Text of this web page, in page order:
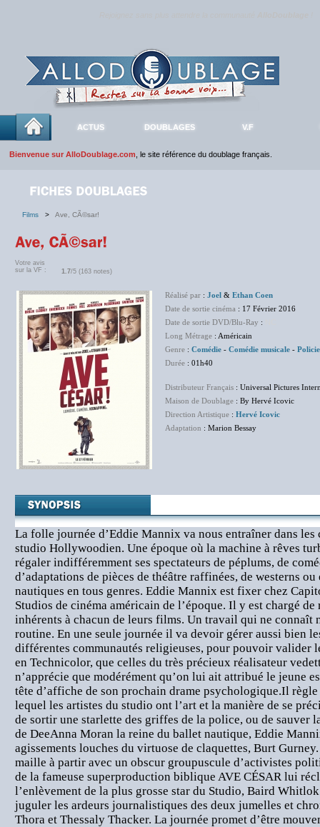
ACTUS DOUBLAGES V.F
Bienvenue sur AlloDoublage.com , le site référence du doublage français.
Films > Ave, CÃ©sar!
Votre avis
sur la VF :
1.7/5 (163 notes)
Réalisé par : Joel & Ethan Coen
Date de sortie cinéma : 17 Février 2016
Date de sortie DVD/Blu-Ray :
Long Métrage : Américain
Genre : Comédie - Comédie musicale -
Durée : 01h40
Distributeur Français : Universal Pictures
Maison de Doublage : By Hervé Icovic
Direction Artistique : Hervé Icovic
Adaptation : Marion Bessay
La folle journée d’Eddie Mannix va nous entraîner dans les
studio Hollywoodien. Une époque où la machine à rêves
régaler indifféremment ses spectateurs de péplums, de
d’adaptations de pièces de théâtre raffinées, de westerns
nautiques en tous genres. Eddie Mannix est fixer chez
Studios de cinéma américain de l’époque. Il y est chargé
inhérents à chacun de leurs films. Un travail qui ne connaît
routine. En une seule journée il va devoir gérer aussi bien
différentes communautés religieuses, pour pouvoir valider
en Technicolor, que celles du très précieux réalisateur
n’apprécie que modérément qu’on lui ait attribué le jeune
tête d’affiche de son prochain drame psychologique.Il
lequel les artistes du studio ont l’art et la manière de se
de sortir une starlette des griffes de la police, ou de sauver
de DeeAnna Moran la reine du ballet nautique, Eddie
agissements louches du virtuose de claquettes, Burt
maille à partir avec un obscur groupuscule d’activistes
de la fameuse superproduction biblique AVE CÉSAR lui
l’enlèvement de la plus grosse star du Studio, Baird
juguler les ardeurs journalistiques des deux jumelles et
Thora et Thessaly Thacker. La journée promet d’être